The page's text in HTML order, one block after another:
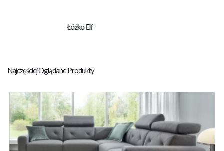
Najczęściej Oglądane Produkty